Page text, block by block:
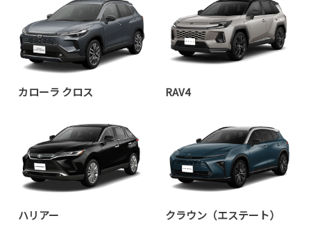
安積店では、脱炭素社会の実現に向けて、「定置型燃料電池発電
機」の先進設備導入と「ペロブスカイト太陽電池」の実証実験を行
います。
ショールームは、どなた様でも快適にお過ごしいただける空間とし
いただけるワークスペースをご用意しております。
詳しくはこちら
2025-08-05
シエンタを一部改良するとともに、コン
カローラ クロス RAV4
ハリアー クラウン（エステート）